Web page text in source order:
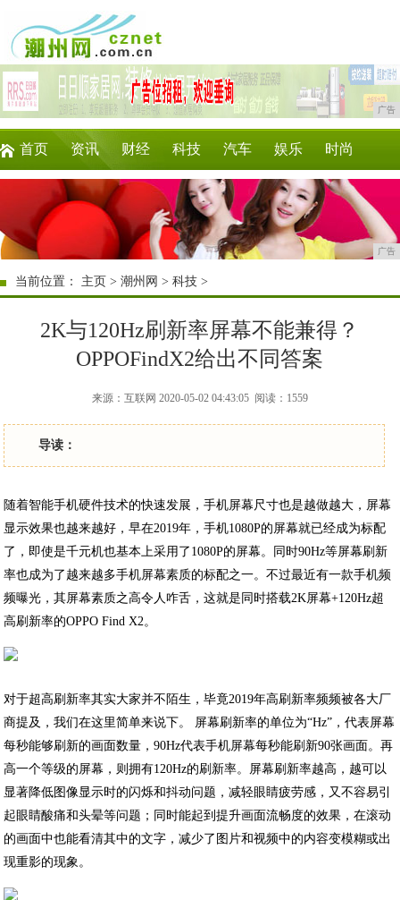
广告
首页 资讯 财经 科技 汽车 娱乐 时尚
教育 企业 游戏 商讯 微商
广告
当前位置： 主页 >潮州网 >科技 >
2K与120Hz刷新率屏幕不能兼得？
OPPOFindX2给出不同答案
来源：互联网 2020-05-02 04:43:05 阅读：1559
导读：
随着智能手机硬件技术的快速发展，手机屏幕尺寸也是越做越大，屏幕
显示效果也越来越好，早在2019年，手机1080P的屏幕就已经成为标配
了，即使是千元机也基本上采用了1080P的屏幕。同时90Hz等屏幕刷新
率也成为了越来越多手机屏幕素质的标配之一。不过最近有一款手机频
频曝光，其屏幕素质之高令人咋舌，这就是同时搭载2K屏幕+120Hz超
高刷新率的OPPO Find X2。
对于超高刷新率其实大家并不陌生，毕竟2019年高刷新率频频被各大厂
商提及，我们在这里简单来说下。 屏幕刷新率的单位为“Hz”，代表屏幕
每秒能够刷新的画面数量，90Hz代表手机屏幕每秒能刷新90张画面。再
高一个等级的屏幕，则拥有120Hz的刷新率。屏幕刷新率越高，越可以
显著降低图像显示时的闪烁和抖动问题，减轻眼睛疲劳感，又不容易引
起眼睛酸痛和头晕等问题；同时能起到提升画面流畅度的效果，在滚动
的画面中也能看清其中的文字，减少了图片和视频中的内容变模糊或出
现重影的现象。